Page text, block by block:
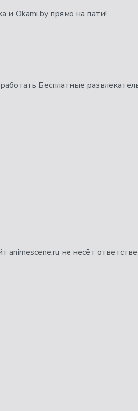
и Okami.by прямо на пати!
Бесплатные
не несёт